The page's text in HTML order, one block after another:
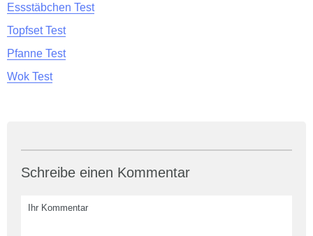
Essstäbchen Test
Topfset Test
Pfanne Test
Wok Test
Schreibe einen Kommentar